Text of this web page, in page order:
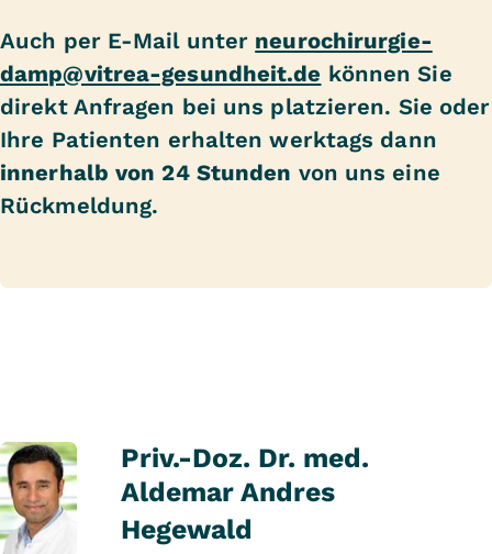
Auch per E-Mail unter neurochirurgie-
damp@vitrea-gesundheit.de können Sie
direkt Anfragen bei uns platzieren. Sie oder
Ihre Patienten erhalten werktags dann
innerhalb von 24 Stunden von uns eine
Rückmeldung.
Priv.-Doz. Dr. med.
Aldemar Andres
Hegewald